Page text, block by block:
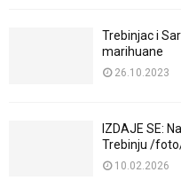
Trebinjac i
marihuane
26.10.2023
IZDAJE SE:
Trebinju /
10.02.2026